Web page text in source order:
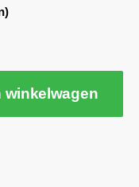
winkelwagen